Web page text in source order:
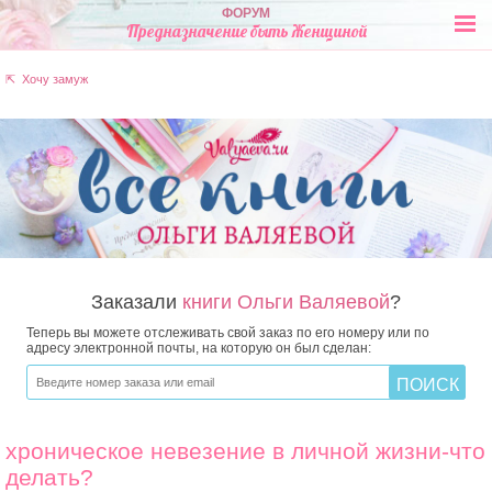
ФОРУМ
Предназначение быть Женщиной
⇱ Хочу замуж
Заказали книги Ольги Валяевой?
Теперь вы можете отслеживать свой заказ по его номеру или по
адресу электронной почты, на которую он был сделан:
хроническое невезение в личной жизни-что
делать?